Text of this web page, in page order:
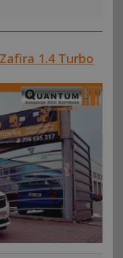
1.4 Turbo